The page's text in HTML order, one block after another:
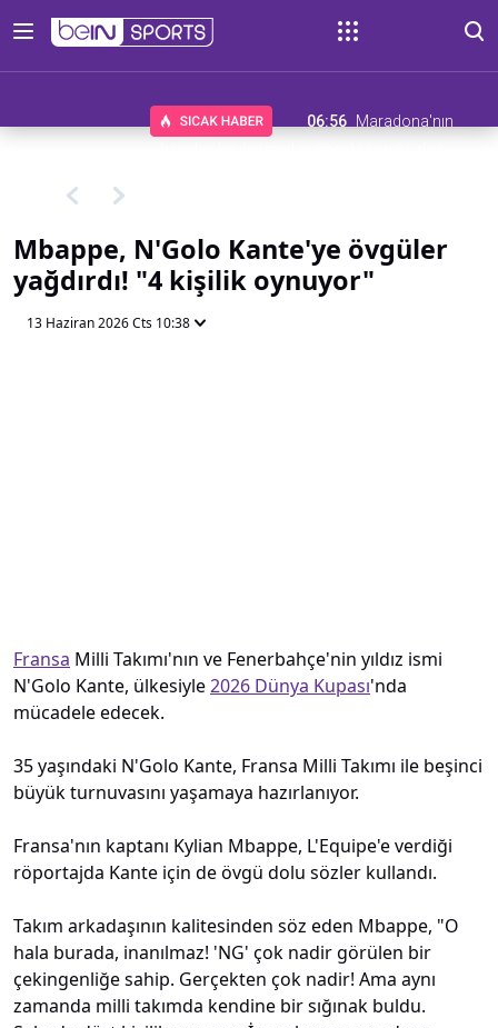
06:56 Maradona'nın
Mbappe, N'Golo Kante'ye övgüler
yağdırdı! "4 kişilik oynuyor"
13 Haziran 2026 Cts 10:38
Fransa Milli Takımı'nın ve Fenerbahçe'nin yıldız ismi
N'Golo Kante, ülkesiyle2026 Dünya Kupası'nda
mücadele edecek.
35 yaşındaki N'Golo Kante, Fransa Milli Takımı ile beşinci
büyük turnuvasını yaşamaya hazırlanıyor.
Fransa'nın kaptanı Kylian Mbappe, L'Equipe'e verdiği
röportajda Kante için de övgü dolu sözler kullandı.
Takım arkadaşının kalitesinden söz eden Mbappe, "O
hala burada, inanılmaz! 'NG' çok nadir görülen bir
çekingenliğe sahip. Gerçekten çok nadir! Ama aynı
zamanda milli takımda kendine bir sığınak buldu.